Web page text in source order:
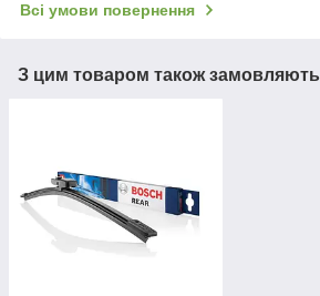
Всі умови повернення
З цим товаром також замовляють